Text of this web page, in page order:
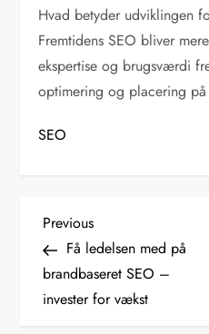
Hvad betyder udviklingen
Fremtidens SEO bliver
ekspertise og brugsværdi
optimering og placering på
SEO
I
n
d
l
Previous
Post
Previous
Få ledelsen med på
brandbaseret SEO –
invester for vækst